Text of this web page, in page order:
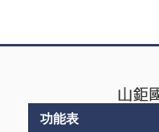
功能表